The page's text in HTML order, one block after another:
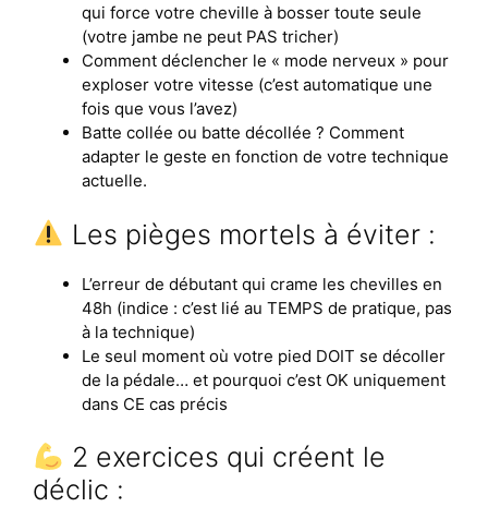
qui force votre cheville à bosser toute seule
(votre jambe ne peut PAS tricher)
Comment déclencher le « mode nerveux » pour
exploser votre vitesse (c’est automatique une
fois que vous l’avez)
Batte collée ou batte décollée ? Comment
adapter le geste en fonction de votre technique
actuelle.
Les pièges mortels à éviter :
L’erreur de débutant qui crame les chevilles en
48h (indice : c’est lié au TEMPS de pratique, pas
à la technique)
Le seul moment où votre pied DOIT se décoller
de la pédale… et pourquoi c’est OK uniquement
dans CE cas précis
2 exercices qui créent le
déclic :